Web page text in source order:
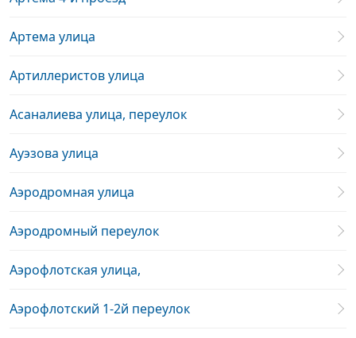
Артема улица
Артиллеристов улица
Асаналиева улица, переулок
Ауэзова улица
Аэродромная улица
Аэродромный переулок
Аэрофлотская улица,
Аэрофлотский 1-2й переулок